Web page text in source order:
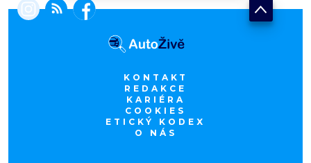
KONTAKT
REDAKCE
KARIÉRA
COOKIES
ETICKÝ KODEX
O NÁS